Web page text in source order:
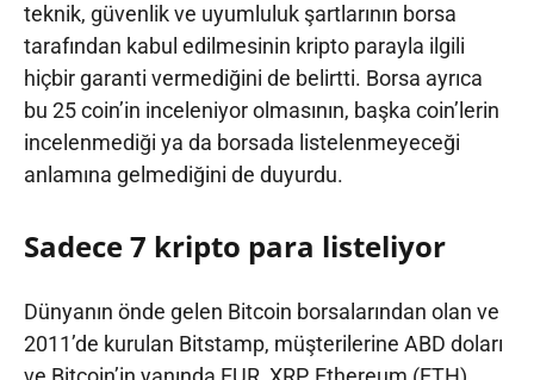
teknik, güvenlik ve uyumluluk şartlarının borsa
tarafından kabul edilmesinin kripto parayla ilgili
hiçbir garanti vermediğini de belirtti. Borsa ayrıca
bu 25 coin’in inceleniyor olmasının, başka coin’lerin
incelenmediği ya da borsada listelenmeyeceği
anlamına gelmediğini de duyurdu.
Sadece 7 kripto para listeliyor
Dünyanın önde gelen Bitcoin borsalarından olan ve
2011’de kurulan Bitstamp, müşterilerine ABD doları